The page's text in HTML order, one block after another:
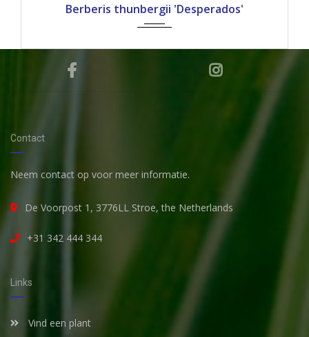
Berberis thunbergii 'Desperados'
Contact
Neem contact op voor meer informatie.
De Voorpost 1, 3776LL Stroe, the Netherlands
+31 342 444 344
Links
Vind een plant